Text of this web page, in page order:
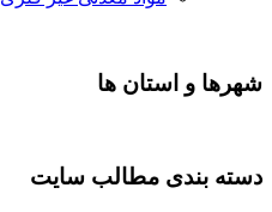
شهرها و استان ها
دسته بندی مطالب سایت